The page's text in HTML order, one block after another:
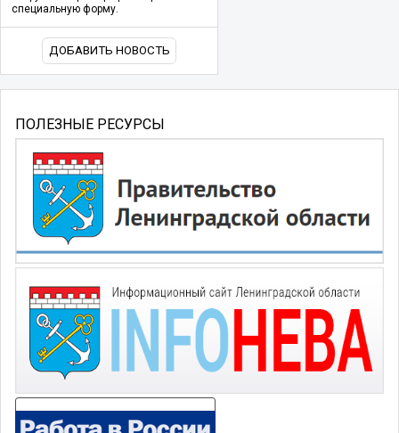
специальную форму.
ДОБАВИТЬ НОВОСТЬ
ПОЛЕЗНЫЕ РЕСУРСЫ